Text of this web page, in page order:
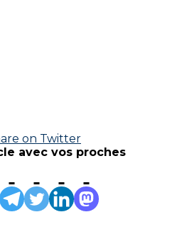
on Twitter
avec vos proches